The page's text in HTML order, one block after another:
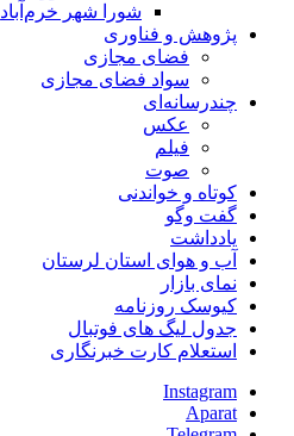
شورا شهر خرم‌آباد
پژوهش و فناوری
فضای مجازی
سواد فضای مجازی
چندرسانه‌ای
عكس
فیلم
صوت
کوتاه و خواندنی
گفت وگو
یادداشت
آب و هوای استان لرستان
نمای بازار
کیوسک روزنامه
جدول لیگ های فوتبال
استعلام کارت خبرنگاری
Instagram
Aparat